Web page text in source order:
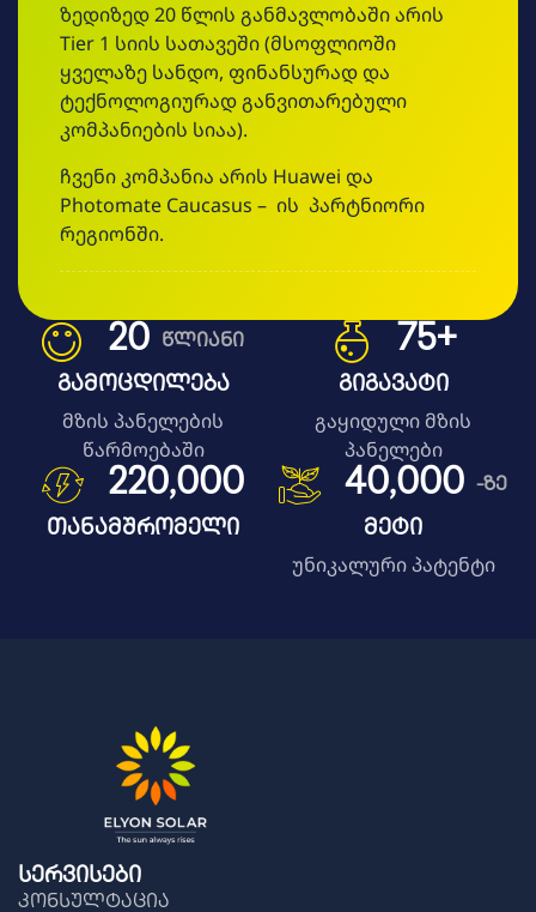
ზედიზედ 20 წლის განმავლობაში არის
Tier 1 სიის სათავეში (მსოფლიოში
ყველაზე სანდო, ფინანსურად და
ტექნოლოგიურად განვითარებული
კომპანიების სიაა).
ჩვენი კომპანია არის Huawei და
Photomate Caucasus – ის პარტნიორი
რეგიონში.
20 წლიანი
Გამოცდილება
მზის პანელების
წარმოებაში
96+
Გიგავატი
გაყიდული მზის
პანელები
220,000
Თანამშრომელი
40,000 -ზე
Მეტი
უნიკალური პატენტი
Სერვისები
კონსულტაცია